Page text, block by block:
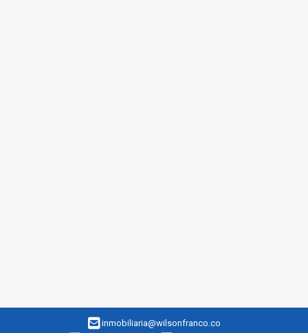
inmobiliaria@wilsonfranco.co